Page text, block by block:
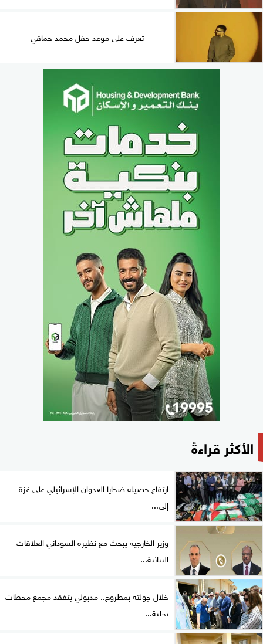
تعرف على موعد حفل محمد حماقي
الأكثر قراءةً
ارتفاع حصيلة ضحايا العدوان الإسرائيلي على غزة
إلى...
وزير الخارجية يبحث مع نظيره السوداني العلاقات
الثنائية...
خلال جولته بمطروح.. مدبولي يتفقد مجمع محطات
تحلية...